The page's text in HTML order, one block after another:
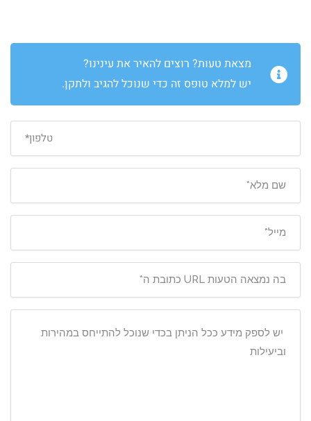
מצאת טעות? רוצים להאיר את עינינו?
יש למלא טופס זה כדי שנוכל להגיב ולתקן.